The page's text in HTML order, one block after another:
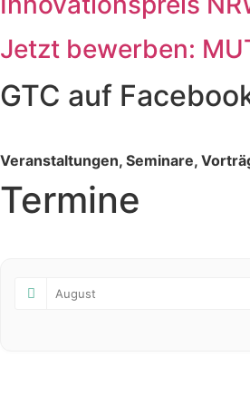
Jetzt bewerben:
GTC auf
Veranstaltungen, Seminare,
Termine